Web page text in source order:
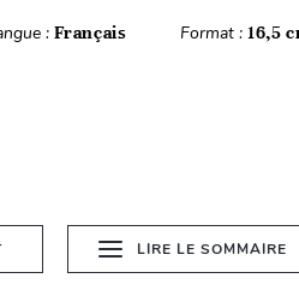
:Français Format : 16,5
LIRE LE SOMMAIRE